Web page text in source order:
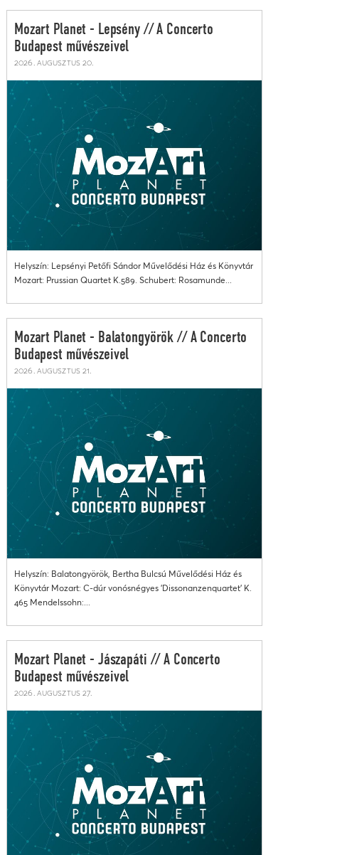
Mozart Planet - Lepsény // A Concerto
Budapest művészeivel
2026. augusztus 20.
Helyszín: Lepsényi Petőfi Sándor Művelődési Ház és Könyvtár
Mozart: Prussian Quartet K.589. Schubert: Rosamunde...
Mozart Planet - Balatongyörök // A Concerto
Budapest művészeivel
2026. augusztus 21.
Helyszín: Balatongyörök, Bertha Bulcsú Művelődési Ház és
Könyvtár Mozart: C-dúr vonósnégyes 'Dissonanzenquartet' K.
465 Mendelssohn:...
Mozart Planet - Jászapáti // A Concerto
Budapest művészeivel
2026. augusztus 27.